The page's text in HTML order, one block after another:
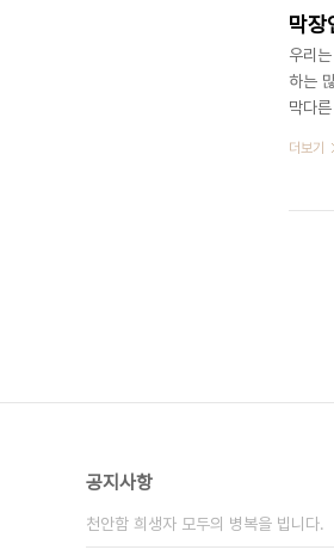
막장
우리
하는
막다
미하
을 찾
더보기
공지사항
천안함 희생자 모두의 병복을 빕니다.